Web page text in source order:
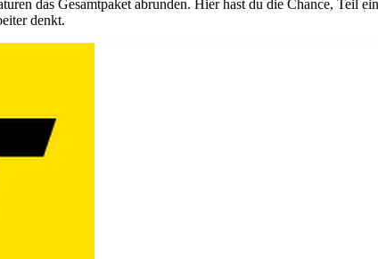
das Gesamtpaket abrunden. Hier hast du die Chance, Teil
denkt.